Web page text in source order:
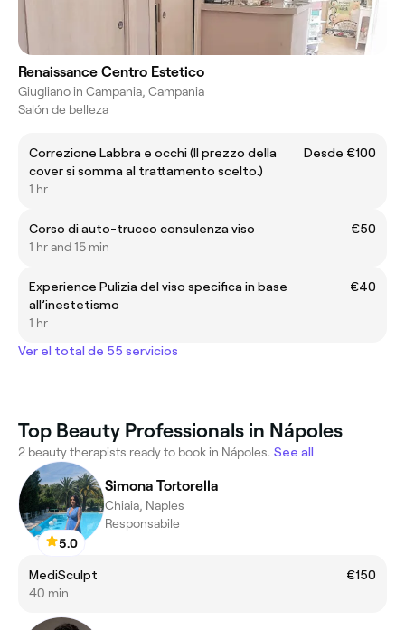
Renaissance Centro Estetico
Giugliano in Campania, Campania
Salón de belleza
Correzione Labbra e occhi (Il prezzo della
cover si somma al trattamento scelto.)
Desde €100
1 hr
Corso di auto-trucco consulenza viso
€50
1 hr and 15 min
Experience Pulizia del viso specifica in base
all’inestetismo
€40
1 hr
Ver el total de 55 servicios
Top Beauty Professionals in Nápoles
2 beauty therapists ready to book in Nápoles. See all
5.0
Simona Tortorella
Chiaia, Naples
Responsabile
MediSculpt
€150
40 min